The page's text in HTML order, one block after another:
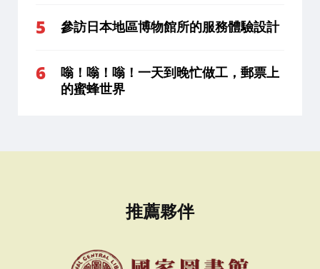
參訪日本地區博物館所的服務體驗設計
嗡！嗡！嗡！一天到晚忙做工，郵票上
的蜜蜂世界
推薦夥伴